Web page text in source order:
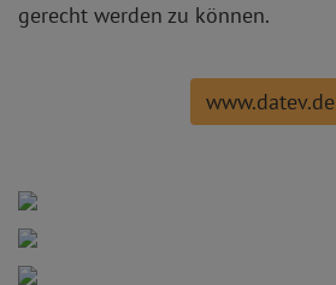
gerecht werden zu können.
www.datev.de